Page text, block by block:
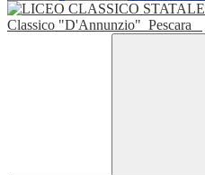
Classico "D'Annunzio" Pescara